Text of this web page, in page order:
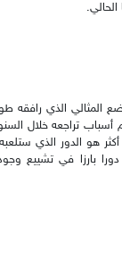
المثالي الذي
أسباب تراجعه خلال
هو الدور الذي
بارزا في تشييع